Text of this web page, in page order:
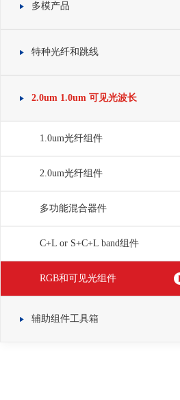
多模产品
特种光纤和跳线
2.0um 1.0um 可见光波长
1.0um光纤组件
2.0um光纤组件
多功能混合器件
C+L or S+C+L band组件
RGB和可见光组件
辅助组件工具箱